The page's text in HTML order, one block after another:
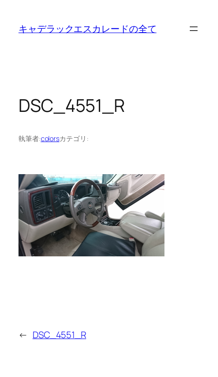
キャデラックエスカレードの全て
DSC_4551_R
執筆者:colorsカテゴリ:
← DSC_4551_R